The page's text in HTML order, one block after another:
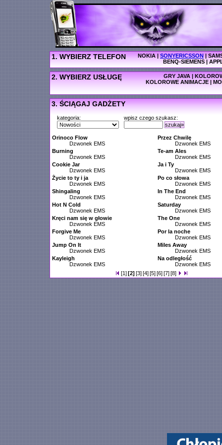
1. WYBIERZ TELEFON NOKIA|SONYERICSSON|
BENQ-SIEMENS|
2. WYBIERZ USŁUGĘ GRY JAVA |
KOLOROWE ANIMACJE |
3. ŚCIĄGAJ GADŻETY
kategoria:
wpisz czego szukasz:
szukaj»
Orinoco Flow
Dzwonek EMS
Przez Chwilę
Dzwonek EMS
Burning
Dzwonek EMS
Te-am Ales
Dzwonek EMS
Cookie Jar
Dzwonek EMS
Ja i Ty
Dzwonek EMS
Życie to ty i ja
Dzwonek EMS
Po co słowa
Dzwonek EMS
Shingaling
Dzwonek EMS
In The End
Dzwonek EMS
Hot N Cold
Dzwonek EMS
Saturday
Dzwonek EMS
Kręci nam się w głowie
Dzwonek EMS
The One
Dzwonek EMS
Forgive Me
Dzwonek EMS
Por la noche
Dzwonek EMS
Jump On It
Dzwonek EMS
Miles Away
Dzwonek EMS
Kayleigh
Dzwonek EMS
Na odległość
Dzwonek EMS
[1][2] [3][4][5][6][7][8]